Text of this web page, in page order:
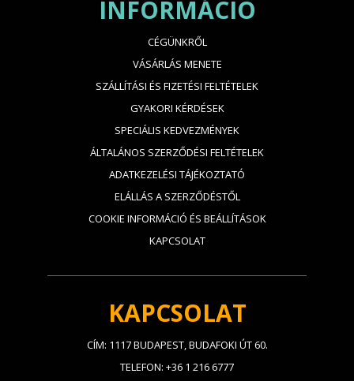
INFORMÁCIÓ
CÉGÜNKRŐL
VÁSÁRLÁS MENETE
SZÁLLÍTÁSI ÉS FIZETÉSI FELTÉTELEK
GYAKORI KÉRDÉSEK
SPECIÁLIS KEDVEZMÉNYEK
ÁLTALÁNOS SZERZŐDÉSI FELTÉTELEK
ADATKEZELÉSI TÁJÉKOZTATÓ
ELÁLLÁS A SZERZŐDÉSTŐL
COOKIE INFORMÁCIÓ ÉS BEÁLLÍTÁSOK
KAPCSOLAT
KAPCSOLAT
CÍM: 1117 BUDAPEST, BUDAFOKI ÚT 60.
TELEFON: +36 1 216 6777